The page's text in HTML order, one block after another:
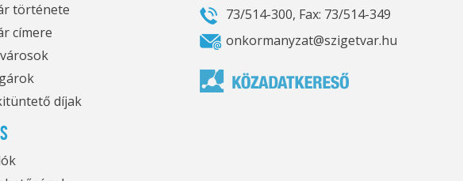
története
címere
díjak
73/514-300, Fax: 73/514-349
onkormanyzat@szigetvar.hu